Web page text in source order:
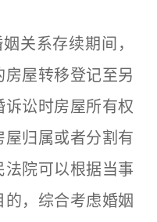
关系存续期间，
屋转移登记至另
讼时房屋所有权
屋归属或者分割有
院可以根据当事
，综合考虑婚姻